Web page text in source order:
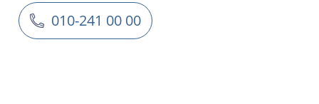
010-241 00 00